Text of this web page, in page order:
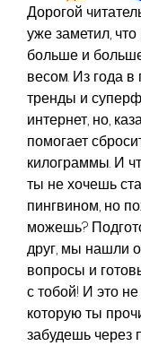
Дорогой
уже заметил,
больше и
весом. Из года
тренды и
интернет, но,
помогает
килограммы. И
ты не хочешь
пингвином, но
можешь?
друг, мы нашли
вопросы и
с тобой! И это не
которую ты
забудешь через